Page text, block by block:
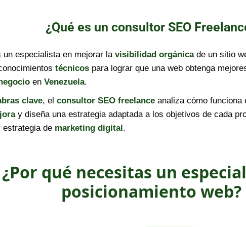
¿Qué es un consultor SEO
un especialista en mejorar la visibilidad orgánicade un sitio
técnicos para lograr que una web obtenga
en Venezuela.
clave, el consultor SEO freelance analiza cómo funciona
y diseña una estrategia adaptada a los objetivos de cada
estrategia de marketing digital .
¿Por qué necesitas un
posicionamiento web?